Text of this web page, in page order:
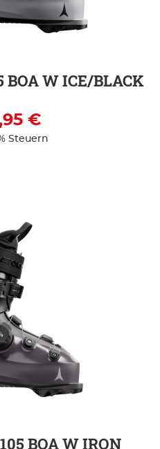
BOA W ICE/BLACK
€
Steuern
BOA W IRON